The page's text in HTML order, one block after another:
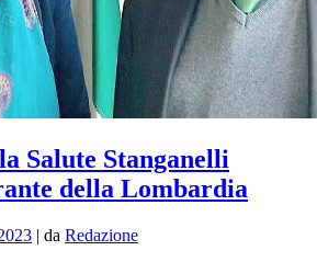
Salute Stanganelli
della Lombardia
| da Redazione